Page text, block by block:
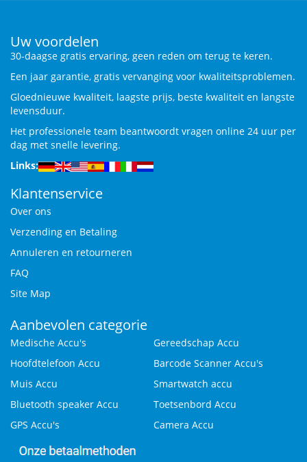
Uw voordelen
30-daagse gratis ervaring, geen reden om terug te keren.
Een jaar garantie, gratis vervanging voor kwaliteitsproblemen.
Gloednieuwe kwaliteit, laagste prijs, beste kwaliteit en langste
levensduur.
Het professionele team beantwoordt vragen online 24 uur per
dag met snelle levering.
Links:
Klantenservice
Over ons
Verzending en Betaling
Annuleren en retourneren
FAQ
Site Map
Aanbevolen categorie
Medische Accu's
Gereedschap Accu
Hoofdtelefoon Accu
Barcode Scanner Accu's
Muis Accu
Smartwatch accu
Bluetooth speaker Accu
Toetsenbord Accu
GPS Accu's
Camera Accu